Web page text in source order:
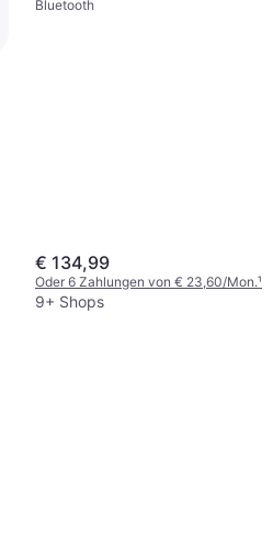
Bluetooth
€ 134,99
Oder 6 Zahlungen von € 23,60/Mon.¹
9+ Shops